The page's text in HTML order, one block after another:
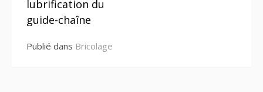
lubrification du
guide-chaîne
Publié dans Bricolage